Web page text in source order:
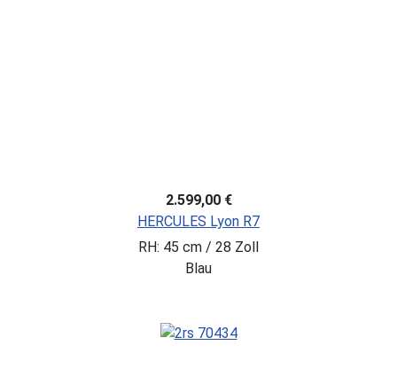
2.599,00 €
HERCULES Lyon R7
RH: 45 cm / 28 Zoll
Blau